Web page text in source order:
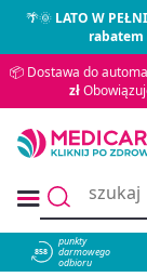
🌴🌞LATO W PEŁNI
rabatem
📦 Dostawa do
zł
858
punkty
darmowego
odbioru